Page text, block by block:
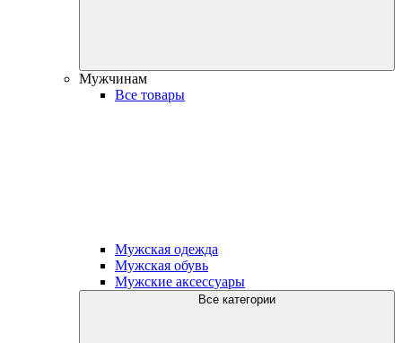
Мужчинам
Все товары
Мужская одежда
Мужская обувь
Мужские аксессуары
Все категории